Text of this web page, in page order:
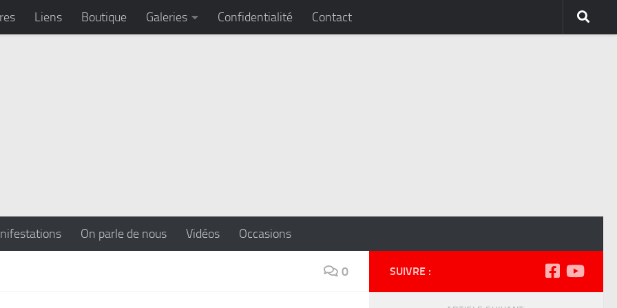
Liens Boutique Galeries Confidentialité Contact
On parle de nous Vidéos Occasions
0 SUIVRE :